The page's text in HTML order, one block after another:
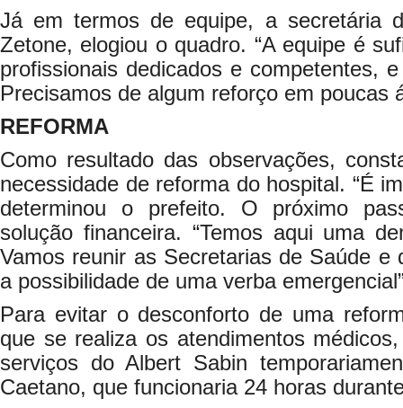
Já em termos de equipe, a secretária
Zetone, elogiou o quadro. “A equipe é
profissionais dedicados e competentes,
Precisamos de algum reforço em poucas
REFORMA
Como resultado das observações,
necessidade de reforma do hospital. “É
determinou o prefeito. O próximo
solução financeira. “Temos aqui uma
Vamos reunir as Secretarias de Saúde e
a possibilidade de uma verba
Para evitar o desconforto de uma
que se realiza os atendimentos
serviços do Albert Sabin
Caetano, que funcionaria 24 horas